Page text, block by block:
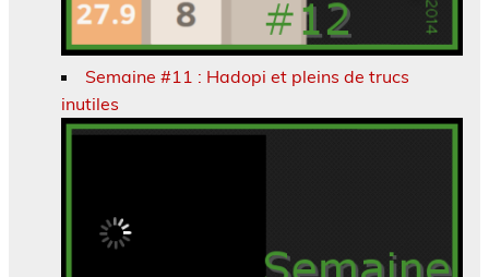
Semaine #11 : Hadopi et pleins de trucs
inutiles